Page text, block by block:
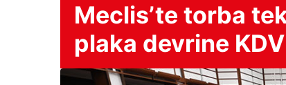
Meclis’te torba
plaka devrine